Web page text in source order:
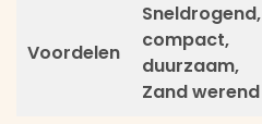
Voordelen
Sneldrogend,
compact,
duurzaam,
Zand werend